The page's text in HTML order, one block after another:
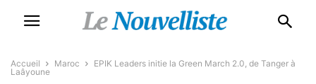
Accueil Maroc
EPIK Leaders initie la Green March 2.0, de Tanger à
Laâyoune